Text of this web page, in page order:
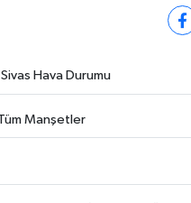
Sivas Hava Durumu
Manşetler